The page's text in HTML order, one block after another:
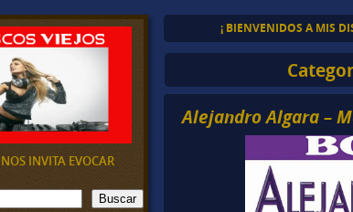
¡ BIENVENIDOS A MIS
Alejandro Algara –
INVITA EVOCAR
Buscar